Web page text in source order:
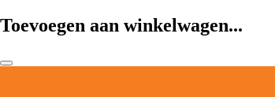
Toevoegen aan winkelwagen...